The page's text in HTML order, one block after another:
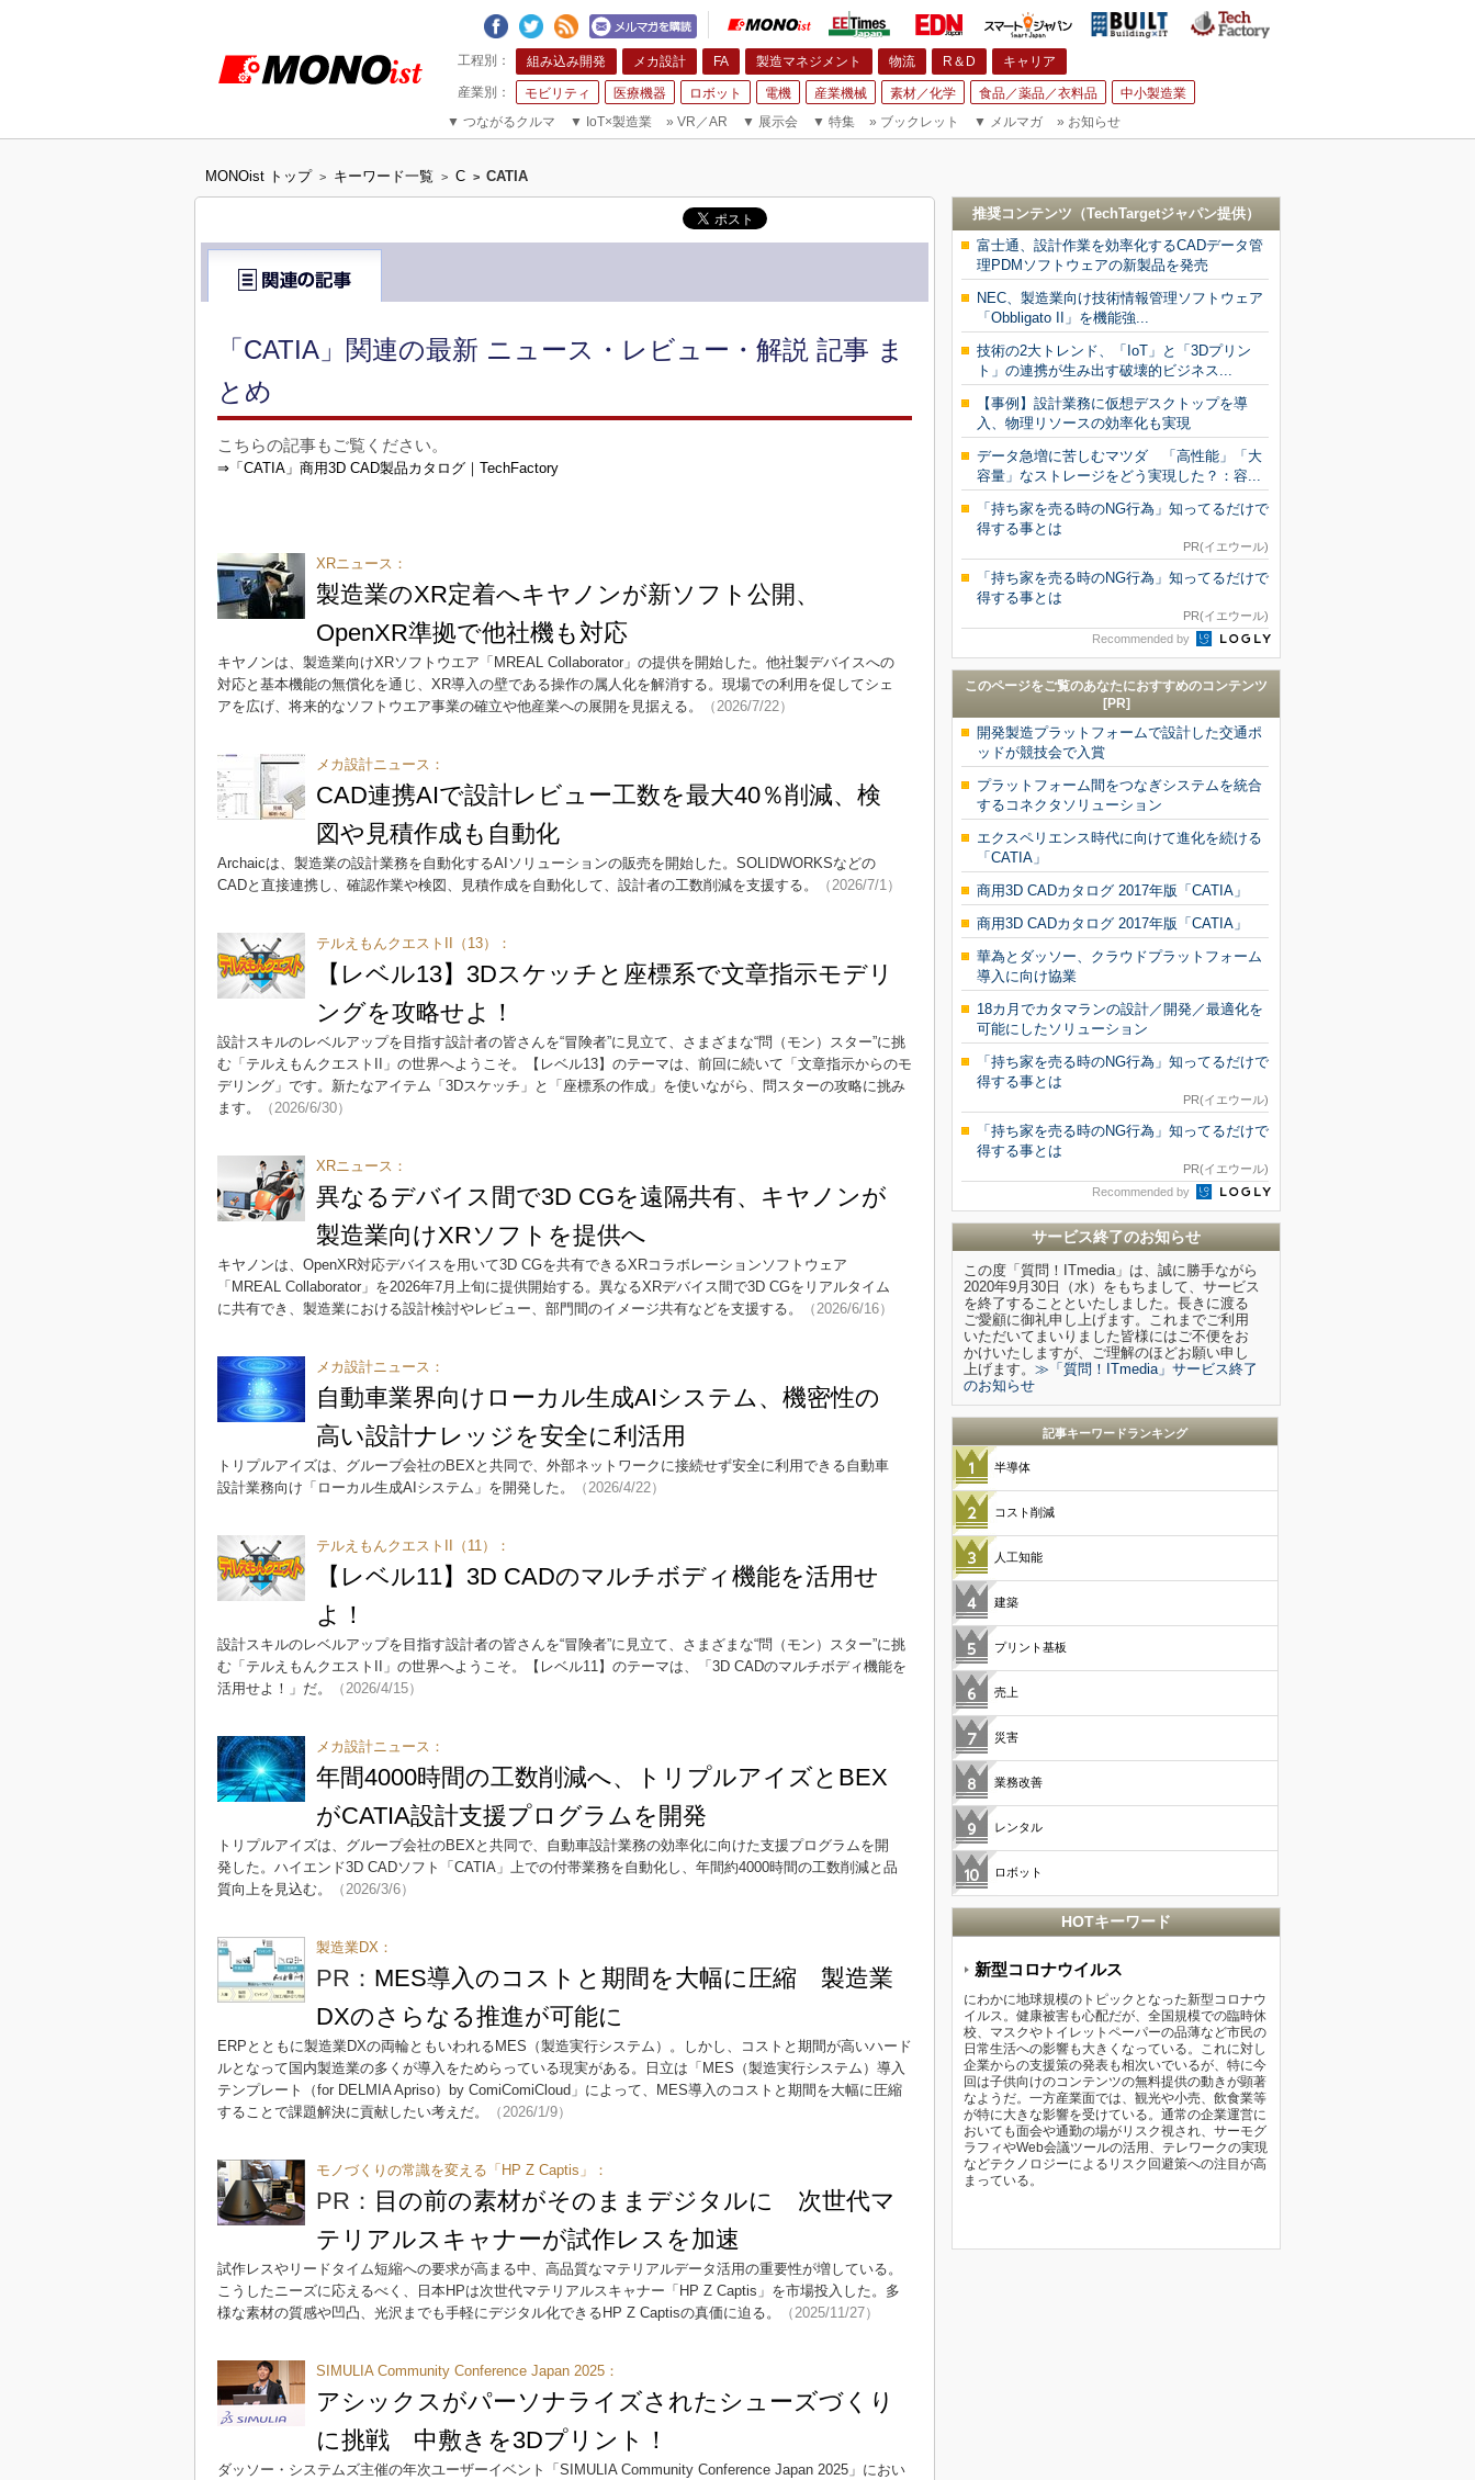
組み込み開発 メカ設計 FA 製造マネジメント 物流 R＆D キャリア
モビリティ 医療機器 ロボット 電機 産業機械 素材／化学 食品／薬品／衣料品
中小製造業
▼ つながるクルマ ▼ IoT×製造業 » VR／AR ▼ 展示会 ▼ 特集 » ブックレット ▼ メルマガ » お知らせ
MONOist トップ > キーワード一覧 > C > CATIA
「CATIA」関連の最新 ニュース・レビュー・解説 記事 ま
とめ
こちらの記事もご覧ください。
⇒「CATIA」商用3D CAD製品カタログ｜TechFactory
XRニュース：
製造業のXR定着へキヤノンが新ソフト公開、
OpenXR準拠で他社機も対応
キヤノンは、製造業向けXRソフトウエア「MREAL Collaborator」の提供を開始した。他社製デバイスへの
対応と基本機能の無償化を通じ、XR導入の壁である操作の属人化を解消する。現場での利用を促してシェ
アを広げ、将来的なソフトウエア事業の確立や他産業への展開を見据える。
（2026/7/22）
メカ設計ニュース：
CAD連携AIで設計レビュー工数を最大40％削減、検
図や見積作成も自動化
Archaicは、製造業の設計業務を自動化するAIソリューションの販売を開始した。SOLIDWORKSなどの
CADと直接連携し、確認作業や検図、見積作成を自動化して、設計者の工数削減を支援する。
（2026/7/1）
テルえもんクエストII（13）：
【レベル13】3Dスケッチと座標系で文章指示モデリ
ングを攻略せよ！
設計スキルのレベルアップを目指す設計者の皆さんを“冒険者”に見立て、さまざまな“問（モン）スター”に挑
む「テルえもんクエストII」の世界へようこそ。【レベル13】のテーマは、前回に続いて「文章指示からのモ
デリング」です。新たなアイテム「3Dスケッチ」と「座標系の作成」を使いながら、問スターの攻略に挑み
ます。
（2026/6/30）
XRニュース：
異なるデバイス間で3D CGを遠隔共有、キヤノンが
製造業向けXRソフトを提供へ
キヤノンは、OpenXR対応デバイスを用いて3D CGを共有できるXRコラボレーションソフトウェア
「MREAL Collaborator」を2026年7月上旬に提供開始する。異なるXRデバイス間で3D CGをリアルタイム
に共有でき、製造業における設計検討やレビュー、部門間のイメージ共有などを支援する。
（2026/6/16）
メカ設計ニュース：
自動車業界向けローカル生成AIシステム、機密性の
高い設計ナレッジを安全に利活用
トリプルアイズは、グループ会社のBEXと共同で、外部ネットワークに接続せず安全に利用できる自動車
設計業務向け「ローカル生成AIシステム」を開発した。
（2026/4/22）
テルえもんクエストII（11）：
【レベル11】3D CADのマルチボディ機能を活用せ
よ！
設計スキルのレベルアップを目指す設計者の皆さんを“冒険者”に見立て、さまざまな“問（モン）スター”に挑
む「テルえもんクエストII」の世界へようこそ。【レベル11】のテーマは、「3D CADのマルチボディ機能を
活用せよ！」だ。
（2026/4/15）
メカ設計ニュース：
年間4000時間の工数削減へ、トリプルアイズとBEX
がCATIA設計支援プログラムを開発
トリプルアイズは、グループ会社のBEXと共同で、自動車設計業務の効率化に向けた支援プログラムを開
発した。ハイエンド3D CADソフト「CATIA」上での付帯業務を自動化し、年間約4000時間の工数削減と品
質向上を見込む。
（2026/3/6）
製造業DX：
PR： MES導入のコストと期間を大幅に圧縮 製造業
DXのさらなる推進が可能に
ERPとともに製造業DXの両輪ともいわれるMES（製造実行システム）。しかし、コストと期間が高いハード
ルとなって国内製造業の多くが導入をためらっている現実がある。日立は「MES（製造実行システム）導入
テンプレート（for DELMIA Apriso）by ComiComiCloud」によって、MES導入のコストと期間を大幅に圧縮
することで課題解決に貢献したい考えだ。
（2026/1/9）
モノづくりの常識を変える「HP Z Captis」：
PR： 目の前の素材がそのままデジタルに 次世代マ
テリアルスキャナーが試作レスを加速
試作レスやリードタイム短縮への要求が高まる中、高品質なマテリアルデータ活用の重要性が増している。
こうしたニーズに応えるべく、日本HPは次世代マテリアルスキャナー「HP Z Captis」を市場投入した。多
様な素材の質感や凹凸、光沢までも手軽にデジタル化できるHP Z Captisの真価に迫る。
（2025/11/27）
SIMULIA Community Conference Japan 2025：
アシックスがパーソナライズされたシューズづくり
に挑戦 中敷きを3Dプリント！
ダッソー・システムズ主催の年次ユーザーイベント「SIMULIA Community Conference Japan 2025」におい
推奨コンテンツ（TechTargetジャパン提供）
富士通、設計作業を効率化するCADデータ管
理PDMソフトウェアの新製品を発売
NEC、製造業向け技術情報管理ソフトウェア
「Obbligato II」を機能強...
技術の2大トレンド、「IoT」と「3Dプリン
ト」の連携が生み出す破壊的ビジネス...
【事例】設計業務に仮想デスクトップを導
入、物理リソースの効率化も実現
データ急増に苦しむマツダ 「高性能」「大
容量」なストレージをどう実現した？：容...
「持ち家を売る時のNG行為」知ってるだけで
得する事とは
PR(イエウール)
「持ち家を売る時のNG行為」知ってるだけで
得する事とは
PR(イエウール)
Recommended by
このページをご覧のあなたにおすすめのコンテンツ
[PR]
開発製造プラットフォームで設計した交通ポ
ッドが競技会で入賞
プラットフォーム間をつなぎシステムを統合
するコネクタソリューション
エクスペリエンス時代に向けて進化を続ける
「CATIA」
商用3D CADカタログ 2017年版「CATIA」
商用3D CADカタログ 2017年版「CATIA」
華為とダッソー、クラウドプラットフォーム
導入に向け協業
18カ月でカタマランの設計／開発／最適化を
可能にしたソリューション
「持ち家を売る時のNG行為」知ってるだけで
得する事とは
PR(イエウール)
「持ち家を売る時のNG行為」知ってるだけで
得する事とは
PR(イエウール)
Recommended by
サービス終了のお知らせ
この度「質問！ITmedia」は、誠に勝手ながら
2020年9月30日（水）をもちまして、サービス
を終了することといたしました。長きに渡る
ご愛顧に御礼申し上げます。これまでご利用
いただいてまいりました皆様にはご不便をお
かけいたしますが、ご理解のほどお願い申し
上げます。 ≫「質問！ITmedia」サービス終了
のお知らせ
記事キーワードランキング
半導体
コスト削減
人工知能
建築
プリント基板
売上
災害
業務改善
レンタル
ロボット
HOTキーワード
新型コロナウイルス
にわかに地球規模のトピックとなった新型コロナウ
イルス。健康被害も心配だが、全国規模での臨時休
校、マスクやトイレットペーパーの品薄など市民の
日常生活への影響も大きくなっている。これに対し
企業からの支援策の発表も相次いでいるが、特に今
回は子供向けのコンテンツの無料提供の動きが顕著
なようだ。一方産業面では、観光や小売、飲食業等
が特に大きな影響を受けている。通常の企業運営に
おいても面会や通勤の場がリスク視され、サーモグ
ラフィやWeb会議ツールの活用、テレワークの実現
などテクノロジーによるリスク回避策への注目が高
まっている。